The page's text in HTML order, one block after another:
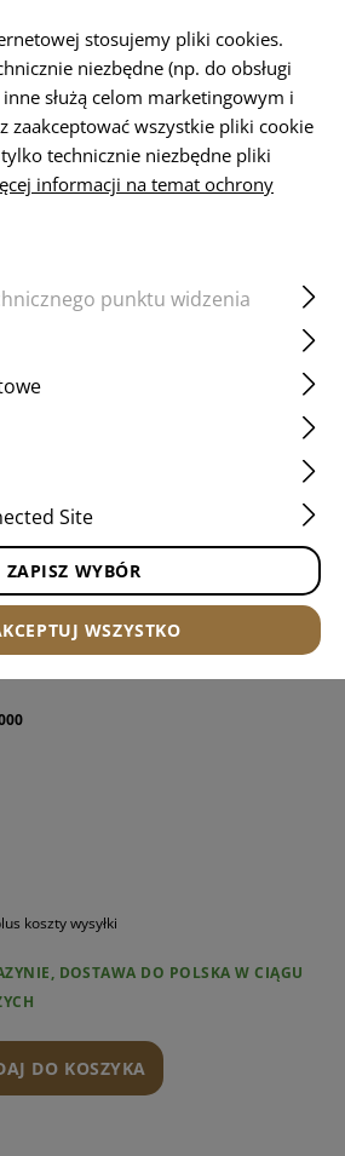
BROŃ PALNA I AKCESORIA
SLING MOUNT
koszty wysyłki
DOSTAWA DO POLSKA W CIĄGU
DO KOSZYKA
stosujemy pliki cookies.
niezbędne (np. do obsługi
służą celom marketingowym i
zaakceptować wszystkie pliki cookie
technicznie niezbędne pliki
informacji na temat ochrony
punktu widzenia
Site
ZAPISZ WYBÓR
WSZYSTKO